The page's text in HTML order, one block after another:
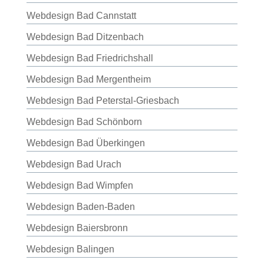
Webdesign Bad Cannstatt
Webdesign Bad Ditzenbach
Webdesign Bad Friedrichshall
Webdesign Bad Mergentheim
Webdesign Bad Peterstal-Griesbach
Webdesign Bad Schönborn
Webdesign Bad Überkingen
Webdesign Bad Urach
Webdesign Bad Wimpfen
Webdesign Baden-Baden
Webdesign Baiersbronn
Webdesign Balingen